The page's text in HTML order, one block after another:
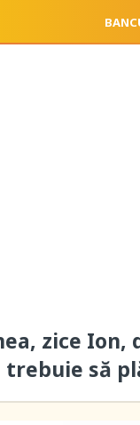
zice Ion,
trebuie să